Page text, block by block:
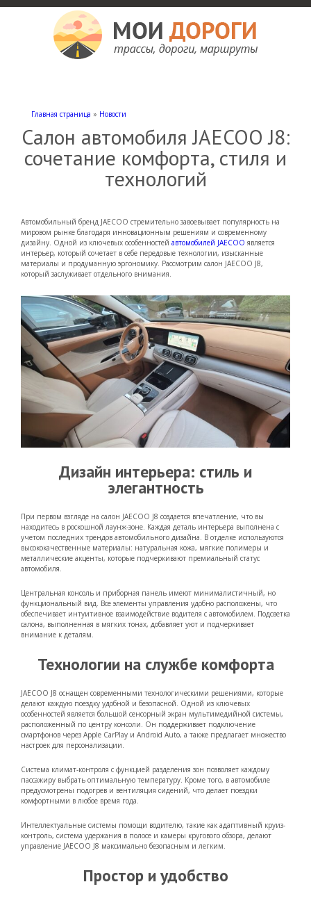
Главная страница » Новости
Салон автомобиля JAECOO J8:
сочетание комфорта, стиля и
технологий
Автомобильный бренд JAECOO стремительно завоевывает популярность на
мировом рынке благодаря инновационным решениям и современному
дизайну. Одной из ключевых особенностей автомобилей JAECOO является
интерьер, который сочетает в себе передовые технологии, изысканные
материалы и продуманную эргономику. Рассмотрим салон JAECOO J8,
который заслуживает отдельного внимания.
Дизайн интерьера: стиль и
элегантность
При первом взгляде на салон JAECOO J8 создается впечатление, что вы
находитесь в роскошной лаунж-зоне. Каждая деталь интерьера выполнена с
учетом последних трендов автомобильного дизайна. В отделке используются
высококачественные материалы: натуральная кожа, мягкие полимеры и
металлические акценты, которые подчеркивают премиальный статус
автомобиля.
Центральная консоль и приборная панель имеют минималистичный, но
функциональный вид. Все элементы управления удобно расположены, что
обеспечивает интуитивное взаимодействие водителя с автомобилем. Подсветка
салона, выполненная в мягких тонах, добавляет уют и подчеркивает
внимание к деталям.
Технологии на службе комфорта
JAECOO J8 оснащен современными технологическими решениями, которые
делают каждую поездку удобной и безопасной. Одной из ключевых
особенностей является большой сенсорный экран мультимедийной системы,
расположенный по центру консоли. Он поддерживает подключение
смартфонов через Apple CarPlay и Android Auto, а также предлагает множество
настроек для персонализации.
Система климат-контроля с функцией разделения зон позволяет каждому
пассажиру выбрать оптимальную температуру. Кроме того, в автомобиле
предусмотрены подогрев и вентиляция сидений, что делает поездки
комфортными в любое время года.
Интеллектуальные системы помощи водителю, такие как адаптивный круиз-
контроль, система удержания в полосе и камеры кругового обзора, делают
управление JAECOO J8 максимально безопасным и легким.
Простор и удобство